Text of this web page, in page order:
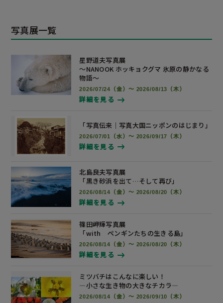
写真展一覧
星野道夫写真展
～NANOOK ホッキョクグマ 氷原の静かなる
物語～
2026/07/24（金）～ 2026/08/13（木）
詳細を見る
「写真伝来｜写真大国ニッポンのはじまり」
2026/07/01（水）～ 2026/09/17（木）
詳細を見る
北島良夫写真展
「黒き砂浜を出て…そして再び」
2026/08/14（金）～ 2026/08/20（木）
詳細を見る
篠田岬輝写真展
「with ペンギンたちの生きる島」
2026/08/14（金）～ 2026/08/20（木）
詳細を見る
ミツバチはこんなに楽しい！
―小さな生き物の大きなチカラ―
2026/08/14（金）～ 2026/09/10（木）